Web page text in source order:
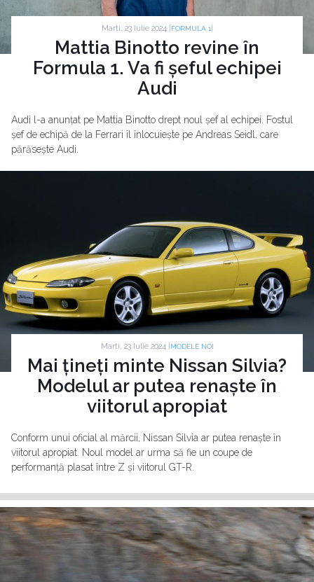
Marti, 23 Iulie 2024 | FORMULA 1
Mattia Binotto revine în
Formula 1. Va fi șeful echipei
Audi
Audi l-a anunțat pe Mattia Binotto drept noul șef al echipei. Fostul
șef de echipă de la Ferrari îl înlocuiește pe Andreas Seidl, care
părăsește Audi.
Marti, 23 Iulie 2024 | MODELE NOI
Mai țineți minte Nissan Silvia?
Modelul ar putea renaște în
viitorul apropiat
Conform unui oficial al mărcii, Nissan Silvia ar putea renaște în
viitorul apropiat. Noul model ar urma să fie un coupe de
performanță plasat între Z și viitorul GT-R.